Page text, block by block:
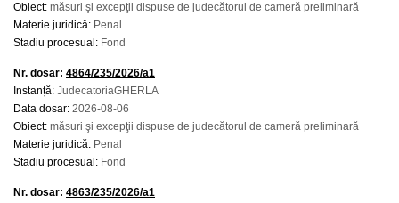
Obiect: măsuri şi excepţii dispuse de judecătorul de cameră preliminară
Materie juridică: Penal
Stadiu procesual: Fond
Nr. dosar: 4864/235/2026/a1
Instanță: JudecatoriaGHERLA
Data dosar: 2026-08-06
Obiect: măsuri şi excepţii dispuse de judecătorul de cameră preliminară
Materie juridică: Penal
Stadiu procesual: Fond
Nr. dosar: 4863/235/2026/a1